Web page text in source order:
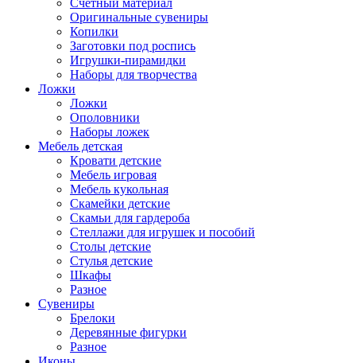
Счетный материал
Оригинальные сувениры
Копилки
Заготовки под роспись
Игрушки-пирамидки
Наборы для творчества
Ложки
Ложки
Ополовники
Наборы ложек
Мебель детская
Кровати детские
Мебель игровая
Мебель кукольная
Скамейки детские
Скамьи для гардероба
Стеллажи для игрушек и пособий
Столы детские
Стулья детские
Шкафы
Разное
Сувениры
Брелоки
Деревянные фигурки
Разное